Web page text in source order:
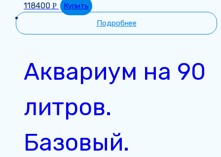
118400 Р
Купить
Подробнее
Аквариум на 90
литров.
Базовый.